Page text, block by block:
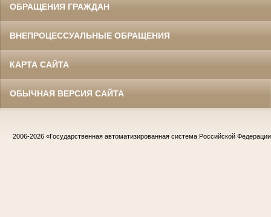
ОБРАЩЕНИЯ ГРАЖДАН
ВНЕПРОЦЕССУАЛЬНЫЕ ОБРАЩЕНИЯ
КАРТА САЙТА
ОБЫЧНАЯ ВЕРСИЯ САЙТА
2006-2026 «Государственная автоматизированная система Российской